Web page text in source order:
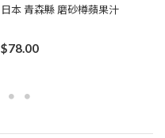
日本 青森縣 磨砂樽蘋果汁
$78.00